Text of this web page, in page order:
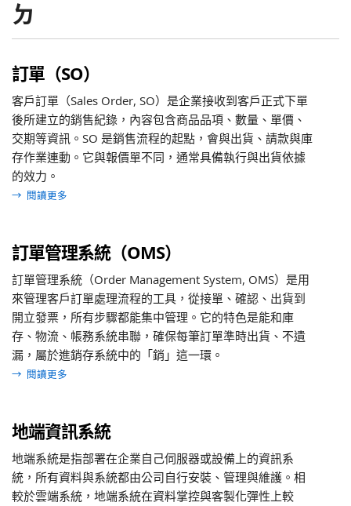
ㄉ
訂單（SO）
客戶訂單（Sales Order, SO）是企業接收到客戶正式下單
後所建立的銷售紀錄，內容包含商品品項、數量、單價、
交期等資訊。SO 是銷售流程的起點，會與出貨、請款與庫
存作業連動。它與報價單不同，通常具備執行與出貨依據
的效力。
→ 閱讀更多
訂單管理系統（OMS）
訂單管理系統（Order Management System, OMS）是用
來管理客戶訂單處理流程的工具，從接單、確認、出貨到
開立發票，所有步驟都能集中管理。它的特色是能和庫
存、物流、帳務系統串聯，確保每筆訂單準時出貨、不遺
漏，屬於進銷存系統中的「銷」這一環。
→ 閱讀更多
地端資訊系統
地端系統是指部署在企業自己伺服器或設備上的資訊系
統，所有資料與系統都由公司自行安裝、管理與維護。相
較於雲端系統，地端系統在資料掌控與客製化彈性上較